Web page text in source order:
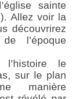
sainte
Allez voir la
découvrirez
de l’époque
le
sur le plan
manière